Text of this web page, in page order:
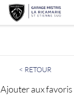
< RETOUR
Ajouter aux favoris